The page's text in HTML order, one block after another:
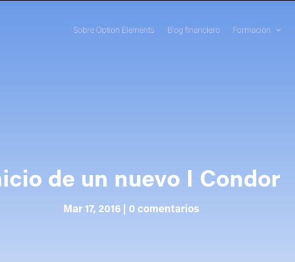
Sobre Option Elements Blog financiero Formación
de un nuevo I Condor
Mar 17, 2016 0 comentarios